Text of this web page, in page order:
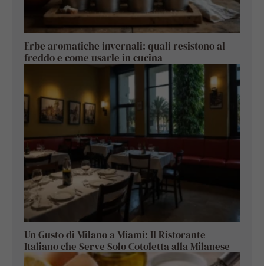
Erbe aromatiche invernali: quali resistono al
freddo e come usarle in cucina
Un Gusto di Milano a Miami: Il Ristorante
Italiano che Serve Solo Cotoletta alla Milanese